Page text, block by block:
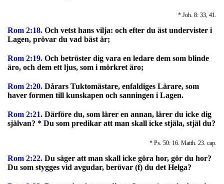
* Joh. 8: 33, 41.
Rom 2:18. Och vetst hans vilja: och efter du äst undervister i
Lagen, prövar du vad bäst är;
Rom 2:19. Och betröster dig vara en ledare dem som blinde
äro, och dem ett ljus, som i mörkret äro;
Rom 2:20. Dårars Tuktomästare, enfaldiges Lärare, som
haver formen till kunskapen och sanningen i Lagen.
Rom 2:21. Därföre du, som lärer en annan, lärer du icke dig
självan? * Du som predikar att man skall icke stjäla, stjäl du?
* Ps. 50: 16. Matth. 23. cap.
Rom 2:22. Du säger att man skall icke göra hor, gör du hor?
Du som stygges vid avgudar, berövar (f) du det Helga?